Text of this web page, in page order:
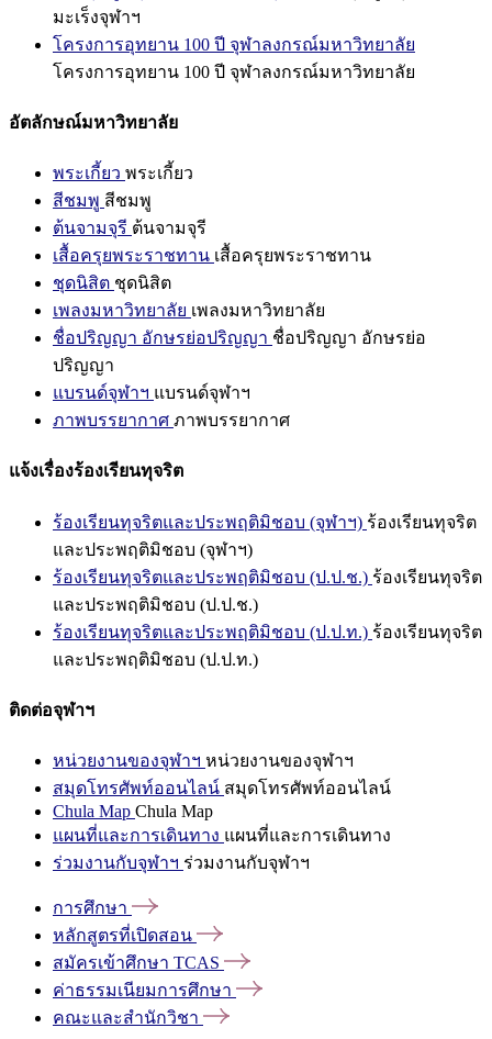
มะเร็งจุฬาฯ
โครงการอุทยาน 100 ปี จุฬาลงกรณ์มหาวิทยาลัย
โครงการอุทยาน 100 ปี จุฬาลงกรณ์มหาวิทยาลัย
อัตลักษณ์มหาวิทยาลัย
พระเกี้ยว พระเกี้ยว
สีชมพู สีชมพู
ต้นจามจุรี ต้นจามจุรี
เสื้อครุยพระราชทาน เสื้อครุยพระราชทาน
ชุดนิสิต ชุดนิสิต
เพลงมหาวิทยาลัย เพลงมหาวิทยาลัย
ชื่อปริญญา อักษรย่อปริญญา ชื่อปริญญา อักษรย่อ
ปริญญา
แบรนด์จุฬาฯ แบรนด์จุฬาฯ
ภาพบรรยากาศ ภาพบรรยากาศ
แจ้งเรื่องร้องเรียนทุจริต
ร้องเรียนทุจริตและประพฤติมิชอบ (จุฬาฯ) ร้องเรียนทุจริต
และประพฤติมิชอบ (จุฬาฯ)
ร้องเรียนทุจริตและประพฤติมิชอบ (ป.ป.ช.) ร้องเรียนทุจริต
และประพฤติมิชอบ (ป.ป.ช.)
ร้องเรียนทุจริตและประพฤติมิชอบ (ป.ป.ท.) ร้องเรียนทุจริต
และประพฤติมิชอบ (ป.ป.ท.)
ติดต่อจุฬาฯ
หน่วยงานของจุฬาฯ หน่วยงานของจุฬาฯ
สมุดโทรศัพท์ออนไลน์ สมุดโทรศัพท์ออนไลน์
Chula Map Chula Map
แผนที่และการเดินทาง แผนที่และการเดินทาง
ร่วมงานกับจุฬาฯ ร่วมงานกับจุฬาฯ
การศึกษา
หลักสูตรที่เปิดสอน
สมัครเข้าศึกษา TCAS
ค่าธรรมเนียมการศึกษา
คณะและสำนักวิชา